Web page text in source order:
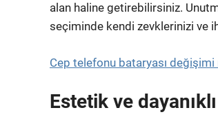
alan haline getirebilirsiniz.
seçiminde kendi zevklerinizi ve
Cep telefonu bataryası değişimi
Estetik ve